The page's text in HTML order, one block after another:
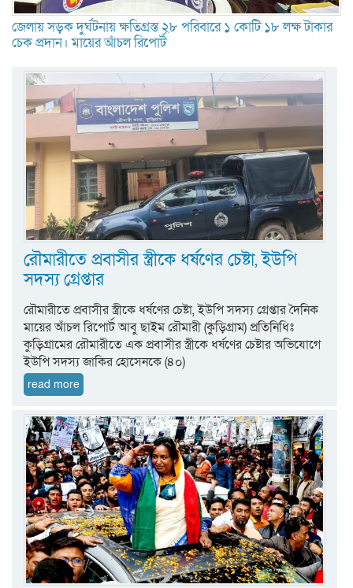
জেলায় সড়ক দুর্ঘটনায় ক্ষতিগ্রস্ত ২৮ পরিবারে ১ কোটি ১৮ লক্ষ টাকার
চেক প্রদান। মায়ের আঁচল রিপোর্ট
রৌমারীতে প্রবাসীর স্ত্রীকে ধর্ষণের চেষ্টা, ইউপি
সদস্য গ্রেপ্তার
রৌমারীতে প্রবাসীর স্ত্রীকে ধর্ষণের চেষ্টা, ইউপি সদস্য গ্রেপ্তার দৈনিক
মায়ের আঁচল রিপোর্ট আবু ছাইম রৌমারী (কুড়িগ্রাম) প্রতিনিধিঃ
কুড়িগ্রামের রৌমারীতে এক প্রবাসীর স্ত্রীকে ধর্ষণের চেষ্টার অভিযোগে
ইউপি সদস্য জাকির হোসেনকে (৪০)
read more